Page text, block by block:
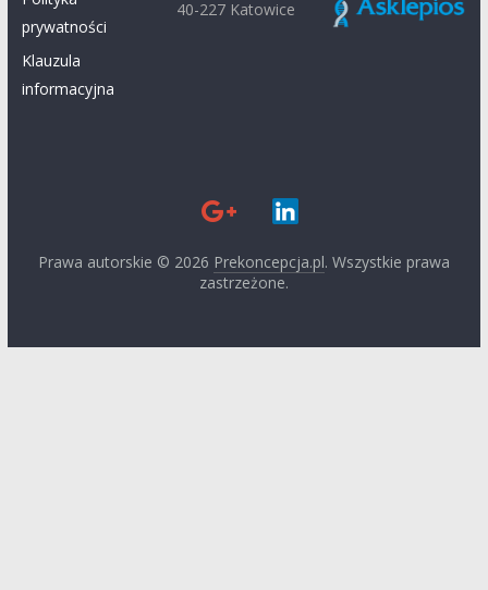
prywatności
Klauzula
informacyjna
40-227 Katowice
Prawa autorskie © 2026 Prekoncepcja.pl. Wszystkie prawa
zastrzeżone.